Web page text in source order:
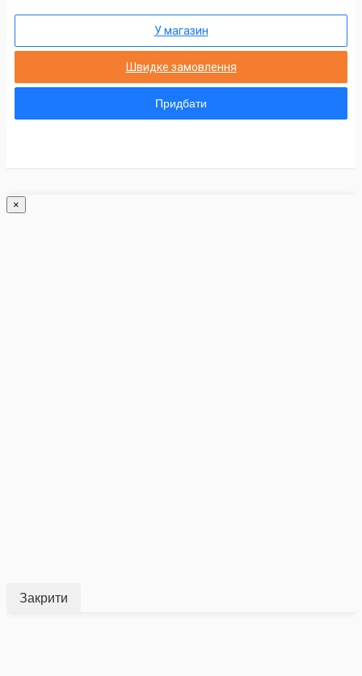
У магазин
Швидке замовлення
Придбати
×
Закрити